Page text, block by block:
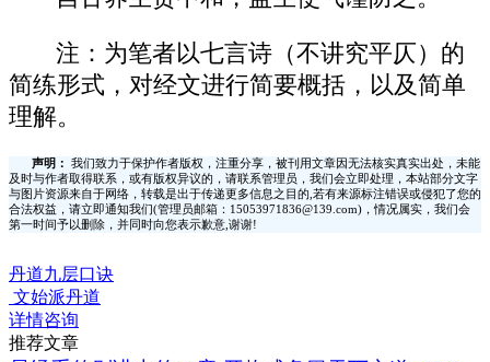
注：为笔者以七言诗（不讲究平仄）的
简练形式，对经文进行简要概括，以及简单
理解。
声明：
我们致力于保护作者版权，注重分享，被刊用文章因无法核实真实出处，未能
及时与作者取得联系，或有版权异议的，请联系管理员，我们会立即处理，本站部分文字
与图片资源来自于网络，转载是出于传递更多信息之目的,若有来源标注错误或侵犯了您的
合法权益，请立即通知我们(管理员邮箱：15053971836@139.com)，情况属实，我们会
第一时间予以删除，并同时向您表示歉意,谢谢!
丹道九层口诀
文始派丹道
详情咨询
推荐文章